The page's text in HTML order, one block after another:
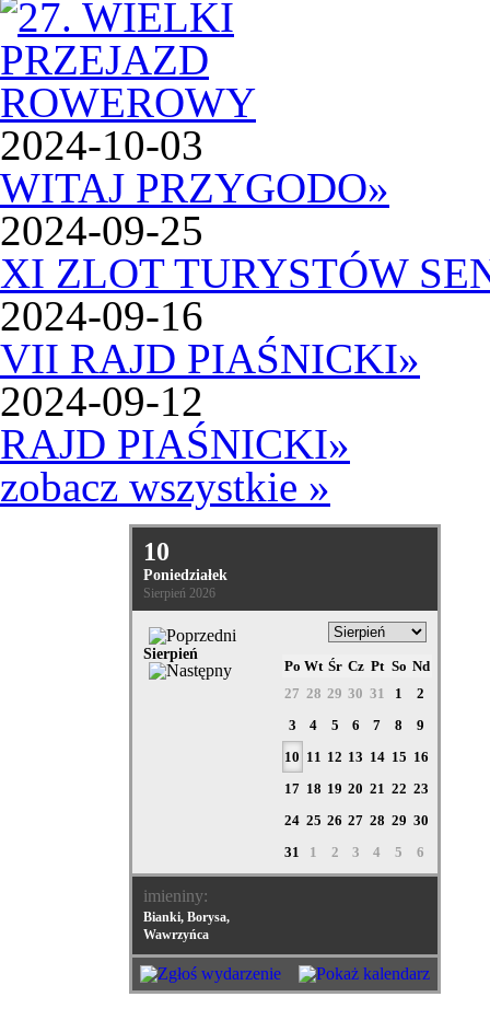
2024-10-03
WITAJ PRZYGODO»
2024-09-25
XI ZLOT TURYSTÓW
2024-09-16
VII RAJD PIAŚNICKI»
2024-09-12
RAJD PIAŚNICKI»
zobacz wszystkie »
10
Poniedziałek
Sierpień 2026
Sierpień
Po Wt Śr Cz Pt So Nd
27 28 29 30 31 1
2
3
4 5 6 7 8
9
10 11 12 13 14 15 16
17 18 19 20 21 22 23
24 25 26 27 28 29 30
31
1 2 3 4 5 6
imieniny:
Bianki, Borysa,
Wawrzyńca